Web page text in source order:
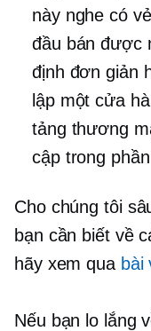
này nghe có
đầu bán được
định đơn giản
lập một cửa
tảng thương
cập trong
Cho chúng tôi
bạn cần biết về
hãy xem qua bài
Nếu bạn lo lắng